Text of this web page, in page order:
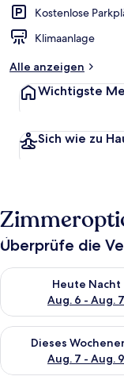
Kostenlose
Klimaanlage
Alle anzeigen
Wichtigste
Sich wie zu
Überprüfe die
Heute Nacht
Aug. 6 - Aug. 7
Überprüfe die
Dieses
Aug. 7 - Aug. 9
Überprüfe die